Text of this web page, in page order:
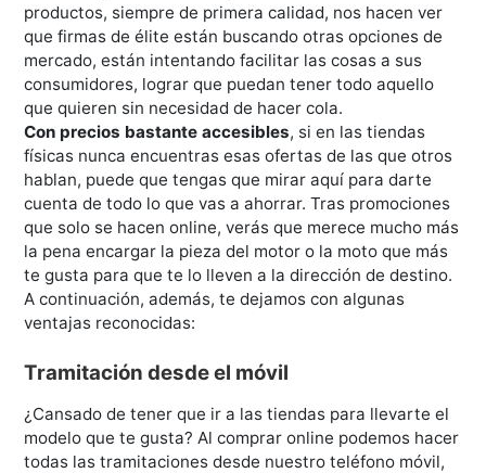
productos, siempre de primera calidad, nos hacen ver
que firmas de élite están buscando otras opciones de
mercado, están intentando facilitar las cosas a sus
consumidores, lograr que puedan tener todo aquello
que quieren sin necesidad de hacer cola.
Con precios bastante accesibles, si en las tiendas
físicas nunca encuentras esas ofertas de las que otros
hablan, puede que tengas que mirar aquí para darte
cuenta de todo lo que vas a ahorrar. Tras promociones
que solo se hacen online, verás que merece mucho más
la pena encargar la pieza del motor o la moto que más
te gusta para que te lo lleven a la dirección de destino.
A continuación, además, te dejamos con algunas
ventajas reconocidas:
Tramitación desde el móvil
¿Cansado de tener que ir a las tiendas para llevarte el
modelo que te gusta? Al comprar online podemos hacer
todas las tramitaciones desde nuestro teléfono móvil,